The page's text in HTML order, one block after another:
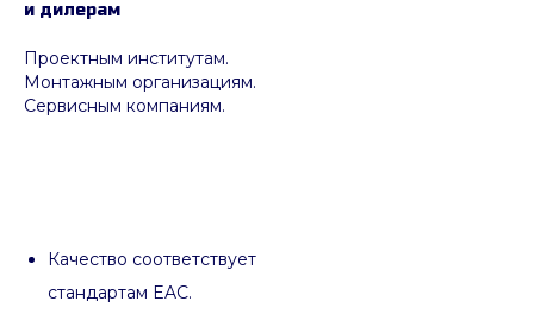
и дилерам
Проектным институтам.
Монтажным организациям.
Сервисным компаниям.
Качество соответствует
стандартам EAC.